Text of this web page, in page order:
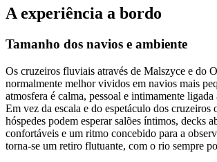
A experiência a bordo
Tamanho dos navios e ambiente
Os cruzeiros fluviais através de Malszyce e do
normalmente melhor vividos em navios mais
atmosfera é calma, pessoal e intimamente ligada
Em vez da escala e do espetáculo dos cruzeiros
hóspedes podem esperar salões íntimos, decks
confortáveis e um ritmo concebido para a
torna-se um retiro flutuante, com o rio sempre